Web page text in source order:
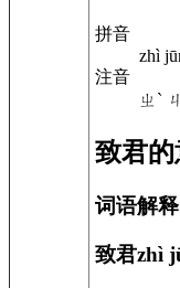
拼音
zhì
注音
ㄓˋ
致君
词语解释
致君zhì